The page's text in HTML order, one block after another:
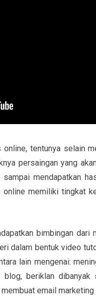
tentunya selain
persaingan yang
mendapatkan
memiliki tingkat
bimbingan
dalam bentuk video
lain mengenai:
beriklan dibanyak
email